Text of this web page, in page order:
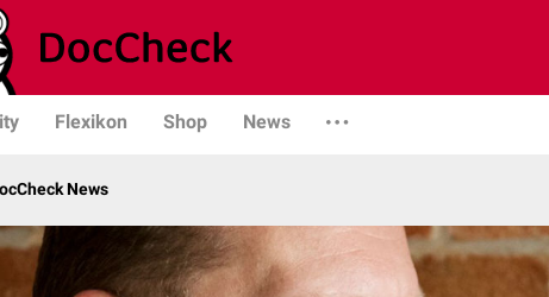
Flexikon Shop News
News